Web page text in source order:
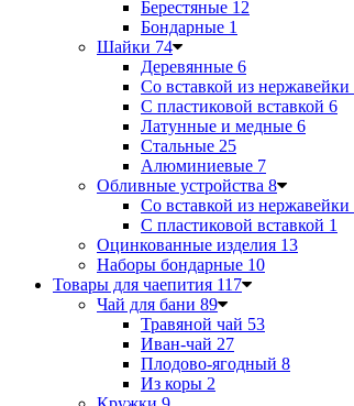
Берестяные 12
Бондарные 1
Шайки 74
Деревянные 6
Со вставкой из нержавейки
С пластиковой вставкой 6
Латунные и медные 6
Стальные 25
Алюминиевые 7
Обливные устройства 8
Со вставкой из нержавейки
С пластиковой вставкой 1
Оцинкованные изделия 13
Наборы бондарные 10
Товары для чаепития 117
Чай для бани 89
Травяной чай 53
Иван-чай 27
Плодово-ягодный 8
Из коры 2